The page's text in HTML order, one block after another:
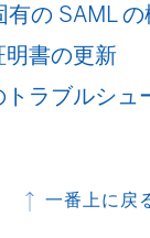
有の SAML
明書の更新
トラブルシュ
一番上に戻